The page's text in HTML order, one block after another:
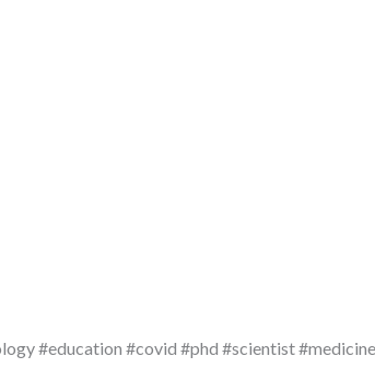
#education #covid #phd #scientist